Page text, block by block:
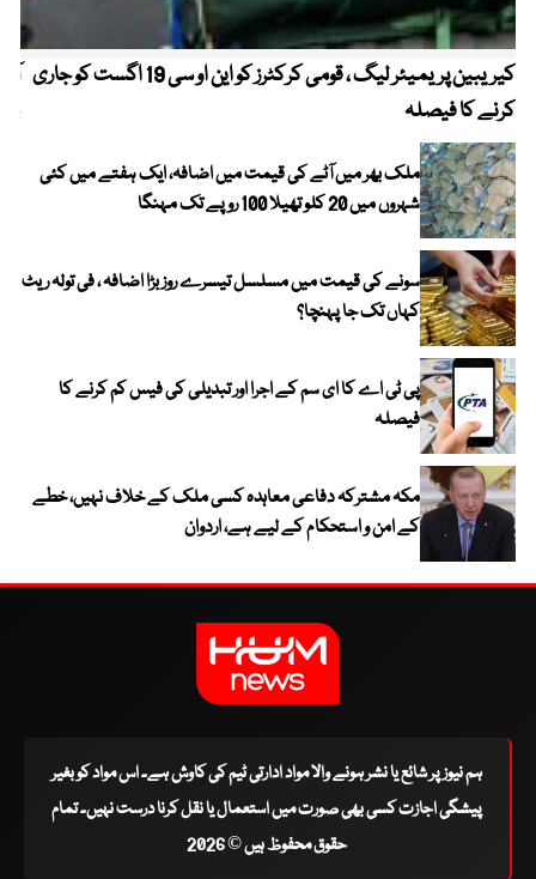
کیریبین پریمیئر لیگ ، قومی کرکٹرز کو این او سی 19 اگست کو جاری
کرنے کا فیصلہ
ملک بھر میں آٹے کی قیمت میں اضافہ، ایک ہفتے میں کئی
شہروں میں 20 کلو تھیلا 100 روپے تک مہنگا
سونے کی قیمت میں مسلسل تیسرے روز بڑا اضافہ ، فی تولہ ریٹ
کہاں تک جا پہنچا؟
پی ٹی اے کا ای سم کے اجرا اور تبدیلی کی فیس کم کرنے کا
فیصلہ
مکہ مشترکہ دفاعی معاہدہ کسی ملک کے خلاف نہیں، خطے
کے امن و استحکام کے لیے ہے، اردوان
ہم نیوز پر شائع یا نشر ہونے والا مواد ادارتی ٹیم کی کاوش ہے۔ اس مواد کو بغیر
پیشگی اجازت کسی بھی صورت میں استعمال یا نقل کرنا درست نہیں۔ تمام
حقوق محفوظ ہیں © 2026